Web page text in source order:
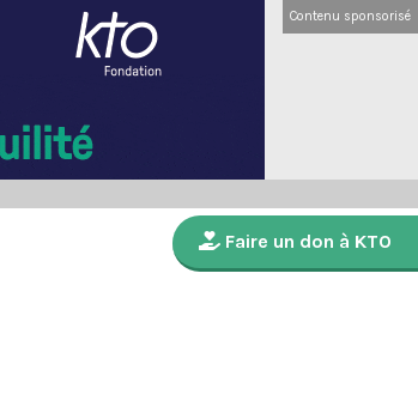
Contenu sponsorisé
Faire un don à KTO